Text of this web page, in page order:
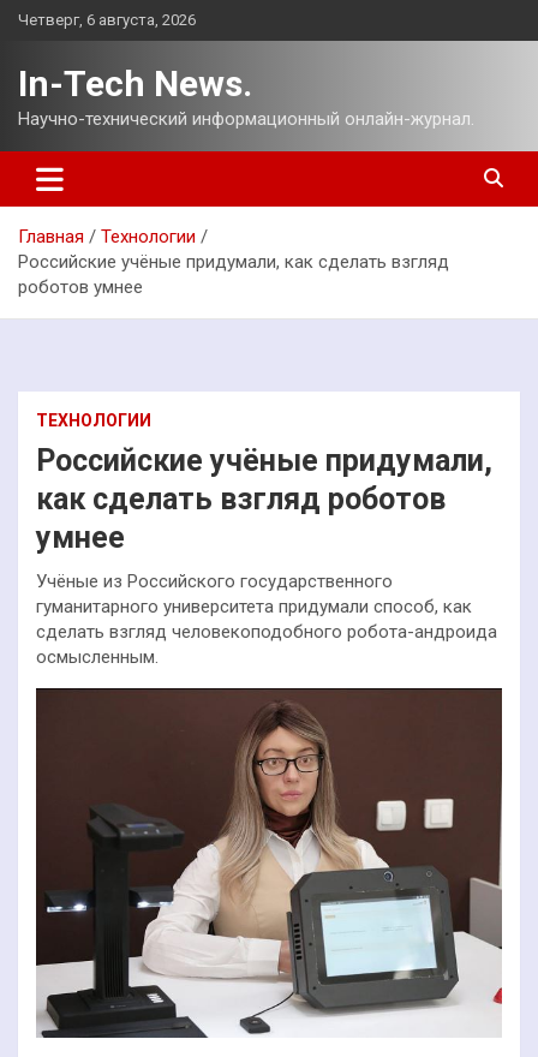
Перейти
Четверг, 6 августа, 2026
In-Tech News.
Научно-технический информационный онлайн-журнал.
Главная
Технологии
Российские учёные придумали, как сделать взгляд
роботов умнее
ТЕХНОЛОГИИ
Российские учёные придумали,
как сделать взгляд роботов
умнее
Учёные из Российского государственного
гуманитарного университета придумали способ, как
сделать взгляд человекоподобного робота-андроида
осмысленным.